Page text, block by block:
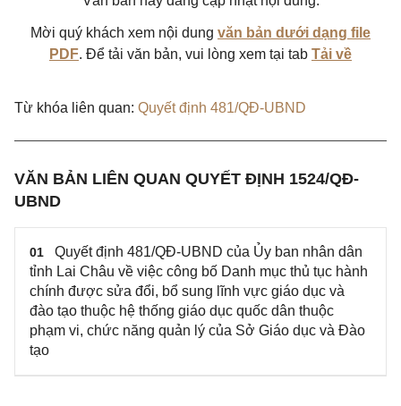
Mời quý khách xem nội dung văn bản dưới dạng file
PDF. Để tải văn bản, vui lòng xem tại tab Tải về
Từ khóa liên quan: Quyết định 481/QĐ-UBND
VĂN BẢN LIÊN QUAN QUYẾT ĐỊNH 1524/QĐ-
UBND
01
Quyết định 481/QĐ-UBND của Ủy ban nhân dân
tỉnh Lai Châu về việc công bố Danh mục thủ tục hành
chính được sửa đổi, bổ sung lĩnh vực giáo dục và
đào tạo thuộc hệ thống giáo dục quốc dân thuộc
phạm vi, chức năng quản lý của Sở Giáo dục và Đào
tạo